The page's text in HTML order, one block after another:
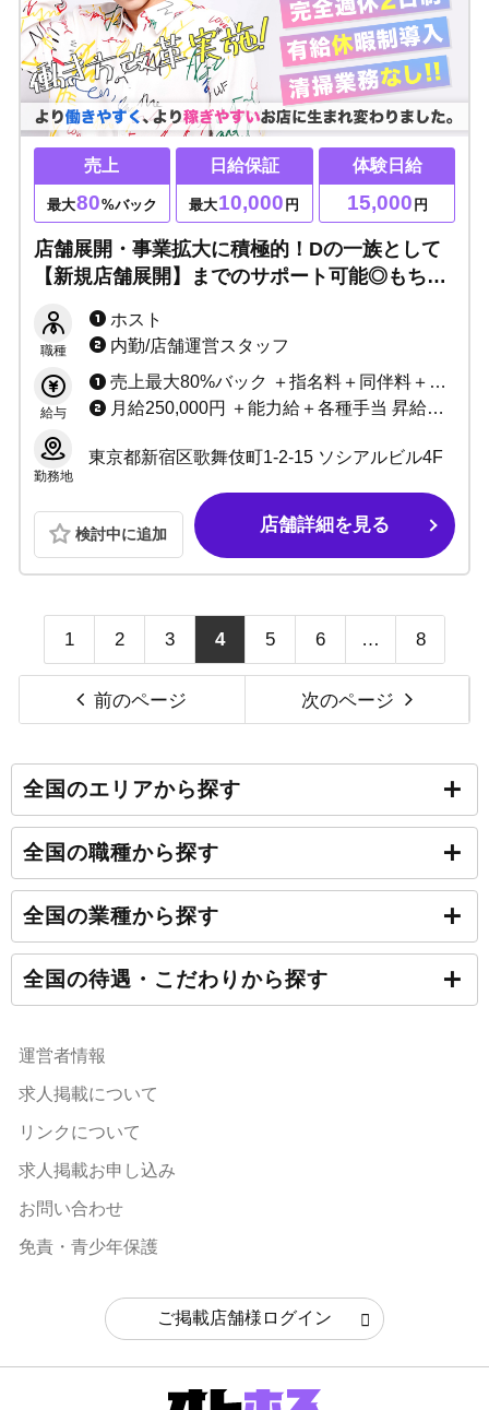
売上
最大80%バック
日給保証
最大10,000 円
体験日給
15,000 円
店舗展開・事業拡大に積極的！Dの一族として
【新規店舗展開】までのサポート可能◎もちろ
す
職種
ホスト
内勤/店舗運営スタッフ
給与
売上最大80%バック ＋指名料＋同伴料＋各種賞金
月給250,000円 ＋能力給＋各種手当 昇給随時
勤務地
東京都新宿区歌舞伎町1-2-15 ソシアルビル4F
検討中に追加 店舗詳細を見る
1 2 3 4 5 6 … 8
前のページ 次のページ
全国のエリアから探す
全国の職種から探す
全国の業種から探す
全国の待遇・こだわりから探す
運営者情報
求人掲載について
リンクについて
求人掲載お申し込み
お問い合わせ
免責・青少年保護
ご掲載店舗様ログイン